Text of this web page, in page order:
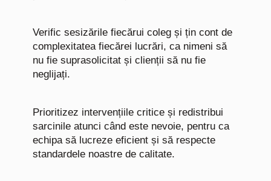
Verific sesizările fiecărui coleg și țin cont de
complexitatea fiecărei lucrări, ca nimeni să
nu fie suprasolicitat și clienții să nu fie
neglijați.
Prioritizez intervențiile critice și redistribui
sarcinile atunci când este nevoie, pentru ca
echipa să lucreze eficient și să respecte
standardele noastre de calitate.